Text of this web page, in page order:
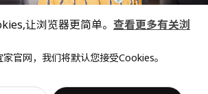
暂时缺货。
IKEA Systems B.V. 1999-2026
政策
沪公网安备 31010402001069号
法 网信算备310104755117001240013号
格透明，设计专业，现货供应
让浏览器更简单。 查看更多有关浏
官网，我们将默认您接受Cookies。